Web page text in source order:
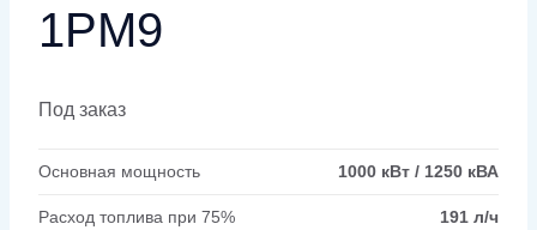
1РМ9
Под заказ
Основная мощность 1000 кВт / 1250 кВА
Расход топлива при 75%
191 л/ч